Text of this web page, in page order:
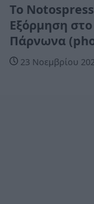
Το
Εξόρμηση
Πάρνωνα
23 Νοεμβρίου